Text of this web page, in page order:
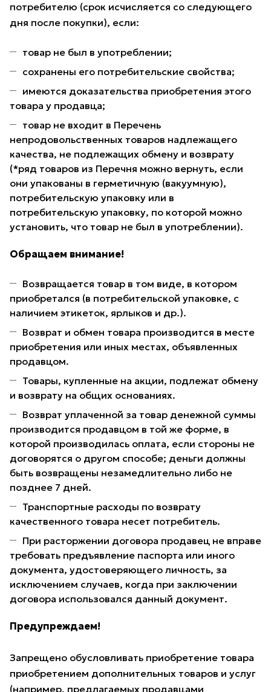
потребителю (срок исчисляется со следующего
дня после покупки), если:
товар не был в употреблении;
сохранены его потребительские свойства;
имеются доказательства приобретения этого
товара у продавца;
товар не входит в Перечень
непродовольственных товаров надлежащего
качества, не подлежащих обмену и возврату
(*ряд товаров из Перечня можно вернуть, если
они упакованы в герметичную (вакуумную),
потребительскую упаковку или в
потребительскую упаковку, по которой можно
установить, что товар не был в употреблении).
Обращаем внимание!
Возвращается товар в том виде, в котором
приобретался (в потребительской упаковке, с
наличием этикеток, ярлыков и др.).
Возврат и обмен товара производится в месте
приобретения или иных местах, объявленных
продавцом.
Товары, купленные на акции, подлежат обмену
и возврату на общих основаниях.
Возврат уплаченной за товар денежной суммы
производится продавцом в той же форме, в
которой производилась оплата, если стороны не
договорятся о другом способе; деньги должны
быть возвращены незамедлительно либо не
позднее 7 дней.
Транспортные расходы по возврату
качественного товара несет потребитель.
При расторжении договора продавец не вправе
требовать предъявление паспорта или иного
документа, удостоверяющего личность, за
исключением случаев, когда при заключении
договора использовался данный документ.
Предупреждаем!
Запрещено обусловливать приобретение товара
приобретением дополнительных товаров и услуг
(например, предлагаемых продавцами